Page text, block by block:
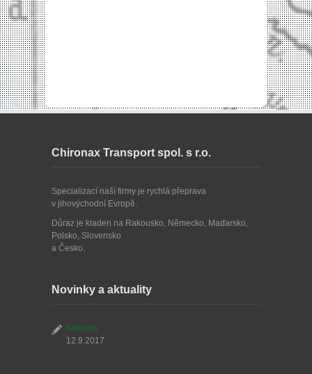
Chironax Transport spol. s r.o.
Specializací naší firmy je rychlá přeprava
v jihovýchodní Evropě.
Důraz je kladen na Rakousko, Německo, Maďarsko,
Polsko, Slovensko
a Česko.
Novinky a aktuality
Aktuality
12.9.2017